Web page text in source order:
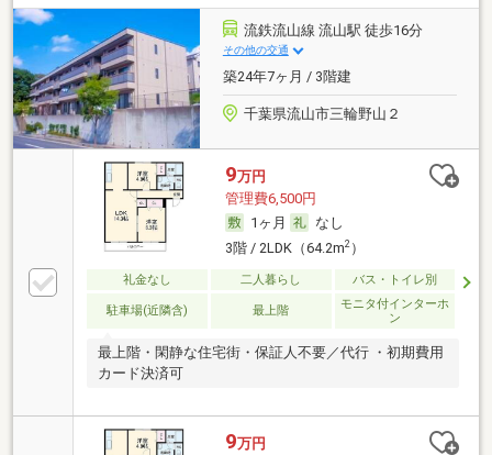
流鉄流山線 流山駅 徒歩16分
その他の交通
築24年7ヶ月 / 3階建
千葉県流山市三輪野山２
9万円
管理費6,500円
1ヶ月
なし
3階 / 2LDK（64.2m2）
礼金なし 二人暮らし バス・トイレ別
駐車場(近隣含) 最上階
モニタ付インターホ
ン
最上階・閑静な住宅街・保証人不要／代行 ・初期費用
カード決済可
9万円